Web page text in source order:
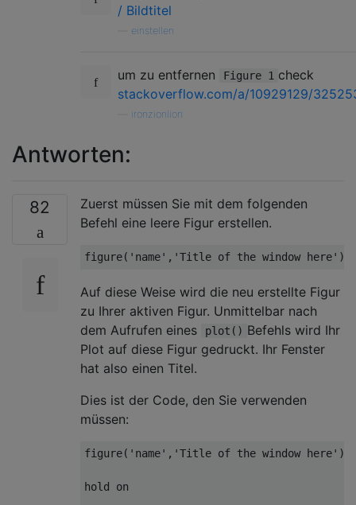
/ Bildtitel
einstellen
um zu entfernen Figure 1 check
stackoverflow.com/a/10929129/
ironzionlion
Antworten:
82
Zuerst müssen Sie mit dem folgenden
Befehl eine leere Figur erstellen.
figure( 'name' , 'Title of the window here'
Auf diese Weise wird die neu erstellte Figur
zu Ihrer aktiven Figur. Unmittelbar nach
dem Aufrufen eines
plot() Befehls wird Ihr
Plot auf diese Figur gedruckt. Ihr Fenster
hat also einen Titel.
Dies ist der Code, den Sie verwenden
müssen:
figure( 'name' , 'Title of the window here' );
hold on